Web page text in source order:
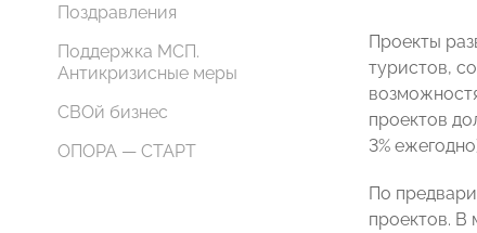
Поздравления
Поддержка МСП.
Антикризисные меры
СВОй бизнес
ОПОРА — СТАРТ
Проекты
туристов,
проектов
3%
По
проектов. В